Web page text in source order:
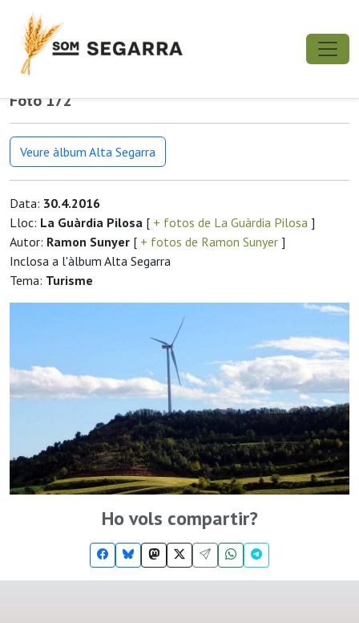
Foto 172
Veure àlbum Alta Segarra
Data: 30.4.2016
Lloc: La Guàrdia Pilosa [ + fotos de La Guàrdia Pilosa ]
Autor: Ramon Sunyer [ + fotos de Ramon Sunyer ]
Inclosa a l'àlbum Alta Segarra
Tema: Turisme
Ho vols compartir?